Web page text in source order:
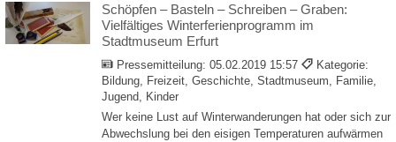
Schöpfen – Basteln – Schreiben – Graben:
Vielfältiges Winterferienprogramm im
Stadtmuseum Erfurt
Pressemitteilung: 05.02.2019 15:57
Kategorie:
Bildung, Freizeit, Geschichte, Stadtmuseum, Familie,
Jugend, Kinder
Wer keine Lust auf Winterwanderungen hat oder sich zur
Abwechslung bei den eisigen Temperaturen aufwärmen